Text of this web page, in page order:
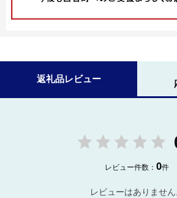
返礼品レビュー
レビュー件数：0件
レビューはありません